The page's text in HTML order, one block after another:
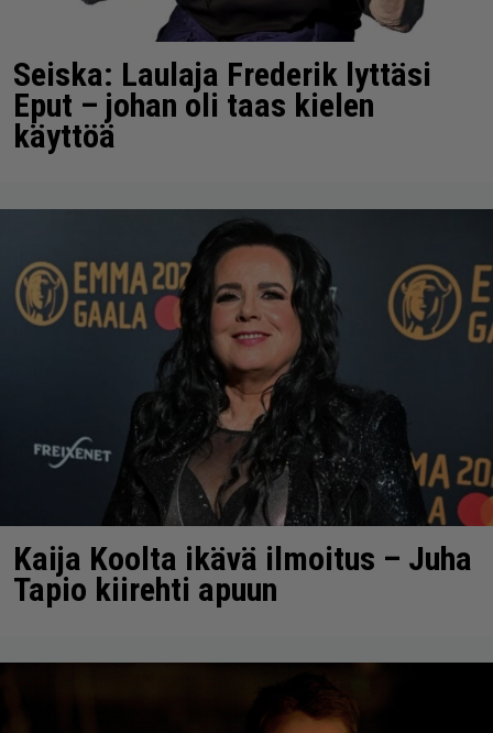
Seiska: Laulaja Frederik lyttäsi
Eput – johan oli taas kielen
käyttöä
Kaija Koolta ikävä ilmoitus – Juha
Tapio kiirehti apuun